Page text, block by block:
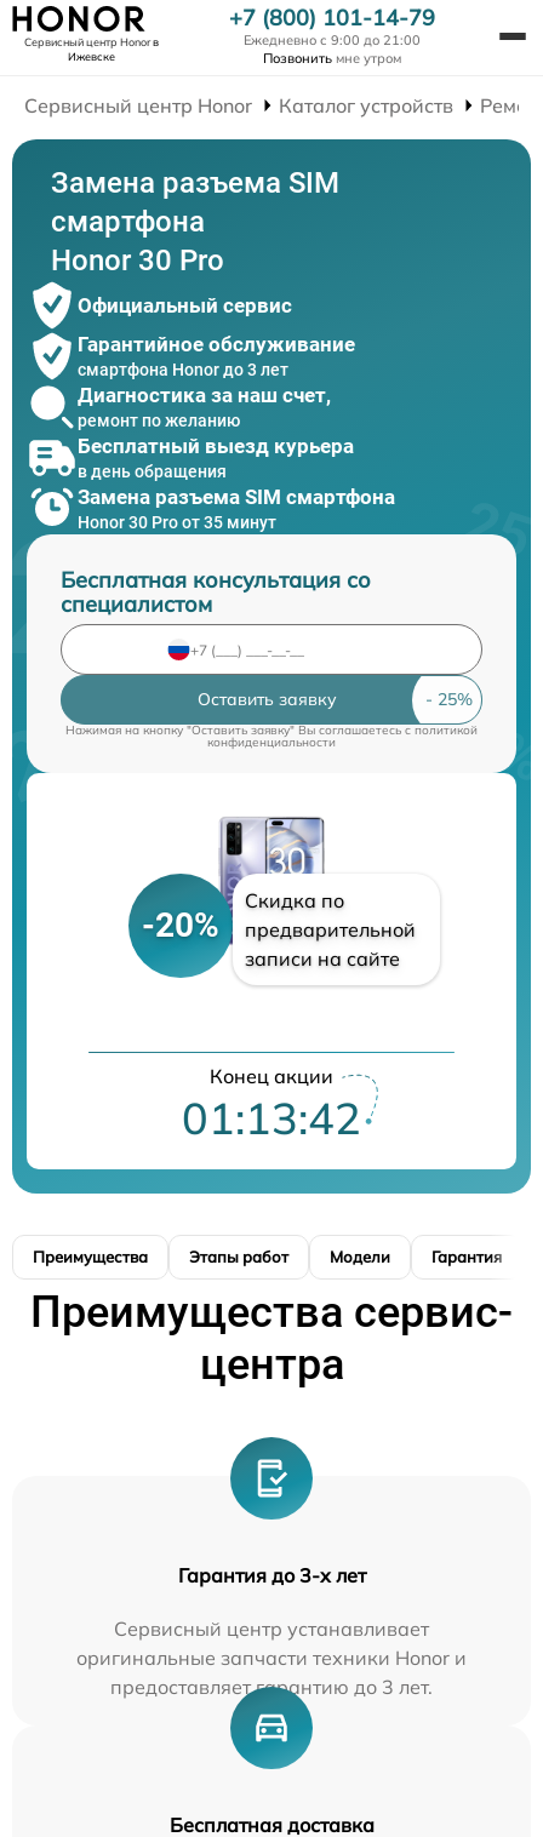
Сервисный центр Honorв
Ижевске
+7 (800) 101-14-79
Ежедневно с 9:00 до 21:00
Позвонить мне утром
Сервисный центр Honor Каталог устройств
Замена разъема SIM
смартфона
Honor 30 Pro
Официальный сервис
Гарантийное обслуживание
смартфона Honor до 3 лет
Диагностика за наш счет,
ремонт по желанию
Бесплатный выезд курьера
в день обращения
Замена разъема SIM смартфона
Honor 30 Pro от 35 минут
Бесплатная консультация со
специалистом
Оставить заявку
Нажимая на кнопку "Оставить заявку" Вы соглашаетесь cполитикой
конфиденциальности
-20%
Скидка по
предварительной
записи на сайте
Конец акции
01:13:41
Преимущества Этапы работ Модели Гарантия
Преимущества сервис-
центра
Гарантия до 3-х лет
Сервисный центр устанавливает
оригинальные запчасти техники Honor и
предоставляет гарантию до 3 лет.
Бесплатная доставка